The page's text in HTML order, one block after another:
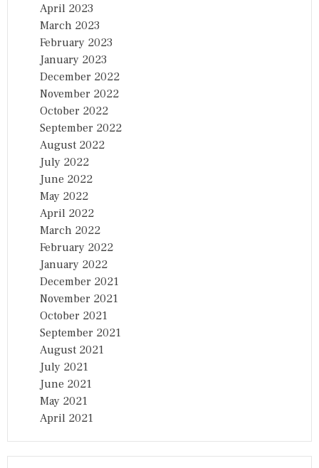
April 2023
March 2023
February 2023
January 2023
December 2022
November 2022
October 2022
September 2022
August 2022
July 2022
June 2022
May 2022
April 2022
March 2022
February 2022
January 2022
December 2021
November 2021
October 2021
September 2021
August 2021
July 2021
June 2021
May 2021
April 2021